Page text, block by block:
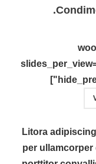
Litora
per